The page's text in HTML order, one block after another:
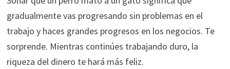
gradualmente vas progresando sin problemas en el
trabajo y haces grandes progresos en los negocios. Te
sorprende. Mientras continúes trabajando duro, la
riqueza del dinero te hará más feliz.